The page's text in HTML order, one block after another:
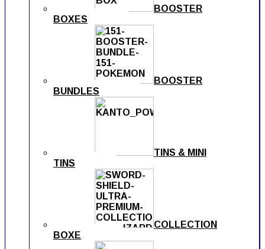
BOOSTER
BOXES
BOOSTER
BUNDLES
TINS & MINI
TINS
COLLECTION
BOXE